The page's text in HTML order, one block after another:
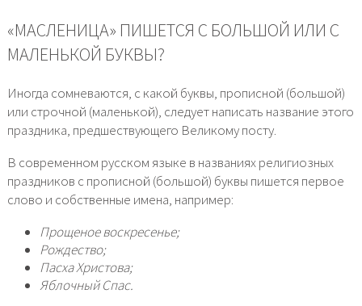
«МАСЛЕНИЦА» ПИШЕТСЯ С БОЛЬШОЙ ИЛИ С
МАЛЕНЬКОЙ БУКВЫ?
Иногда сомне­ва­ют­ся, с какой бук­вы, про­пис­ной (боль­шой)
или строч­ной (малень­кой), сле­ду­ет напи­сать назва­ние это­го
празд­ни­ка, пред­ше­ству­ю­ще­го Великому посту.
В совре­мен­ном рус­ском язы­ке в назва­ни­ях рели­ги­оз­ных
празд­ни­ков с про­пис­ной (боль­шой) бук­вы пишет­ся пер­вое
сло­во и соб­ствен­ные име­на, напри­мер:
Прощеное вос­кре­се­нье;
Рождество;
Пасха Христова;
Яблочный Спас.